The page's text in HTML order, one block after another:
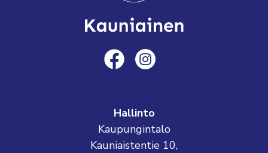
Hallinto
Kaupungintalo
Kauniaistentie 10,